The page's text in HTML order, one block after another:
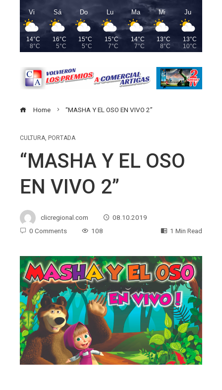
Vi
14°C
8°C
Sá
16°C
5°C
Do
15°C
5°C
Lu
15°C
7°C
Ma
14°C
7°C
Mi
13°C
8°C
Ju
13°C
10°C
Home “MASHA Y EL OSO EN VIVO 2”
CULTURA, PORTADA
“MASHA Y EL OSO
EN VIVO 2”
clicregional.com
08.10.2019
0 Comments
108 1 Min Read